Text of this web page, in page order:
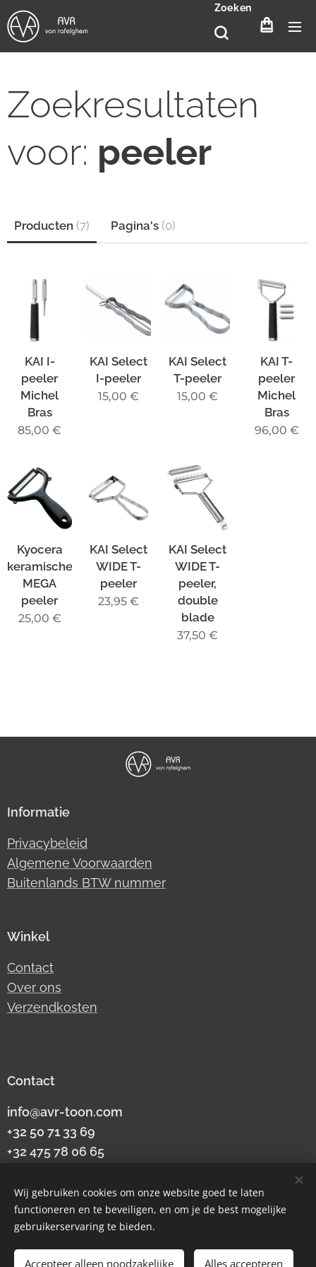
Zoeken
Zoekresultaten
voor: peeler
Producten (7) Pagina's (0)
KAI I-
peeler
Michel
Bras
85,00 €
KAI Select
I-peeler
15,00 €
KAI Select
T-peeler
15,00 €
KAI T-
peeler
Michel
Bras
96,00 €
Kyocera
keramische
MEGA
peeler
25,00 €
KAI Select
WIDE T-
peeler
23,95 €
KAI Select
WIDE T-
peeler,
double
blade
37,50 €
Informatie
Privacybeleid
Algemene Voorwaarden
Buitenlands BTW nummer
Winkel
Contact
Over ons
Verzendkosten
Contact
info@avr-toon.com
+32 50 71 33 69
+32 475 78 06 65
Torredreef 6A
9990 Maldegem
Wij gebruiken cookies om onze website goed te laten
functioneren en te beveiligen, en om je de best mogelijke
gebruikerservaring te bieden.
Accepteer alleen noodzakelijke Alles accepteren